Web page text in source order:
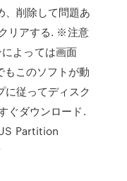
、削除して問題あ
リアする. ※注意
よっては画面
このソフトが動
従ってディスク
ぐダウンロード.
Partition